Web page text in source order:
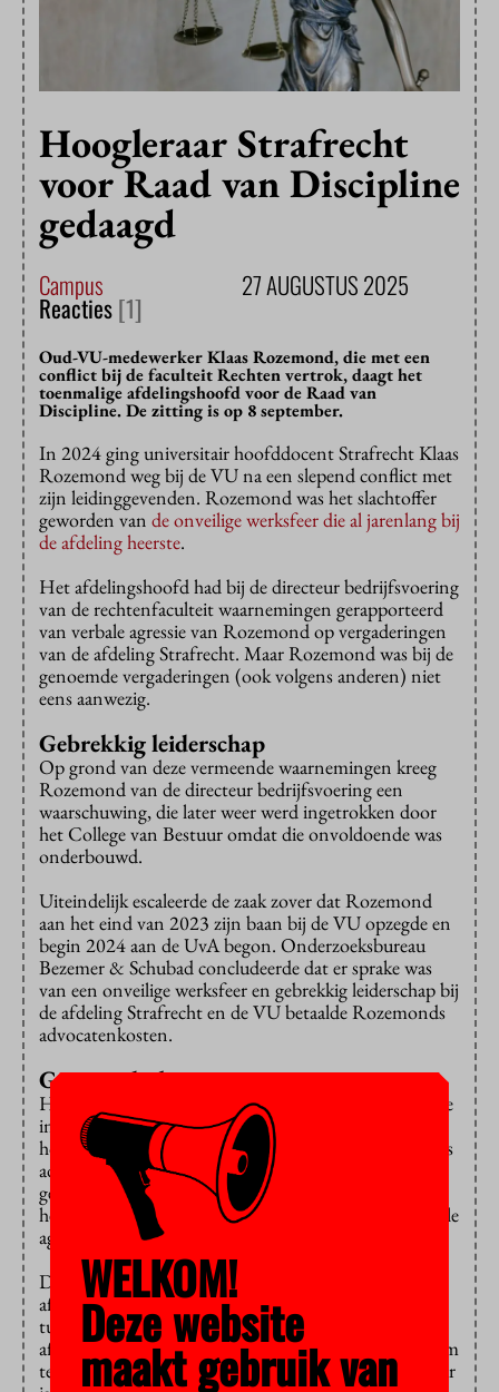
Hoogleraar Strafrecht
voor Raad van Discipline
gedaagd
Campus 27 AUGUSTUS 2025
Reacties[1]
Oud-VU-medewerker Klaas Rozemond, die met een
conflict bij de faculteit Rechten vertrok, daagt het
toenmalige afdelingshoofd voor de Raad van
Discipline. De zitting is op 8 september.
In 2024 ging universitair hoofddocent Strafrecht Klaas
Rozemond weg bij de VU na een slepend conflict met
zijn leidinggevenden. Rozemond was het slachtoffer
geworden van de onveilige werksfeer die al jarenlang bij
de afdeling heerste.
Het afdelingshoofd had bij de directeur bedrijfsvoering
van de rechtenfaculteit waarnemingen gerapporteerd
van verbale agressie van Rozemond op vergaderingen
van de afdeling Strafrecht. Maar Rozemond was bij de
genoemde vergaderingen (ook volgens anderen) niet
eens aanwezig.
Gebrekkig leiderschap
Op grond van deze vermeende waarnemingen kreeg
Rozemond van de directeur bedrijfsvoering een
waarschuwing, die later weer werd ingetrokken door
het College van Bestuur omdat die onvoldoende was
onderbouwd.
Uiteindelijk escaleerde de zaak zover dat Rozemond
aan het eind van 2023 zijn baan bij de VU opzegde en
begin 2024 aan de UvA begon. Onderzoeksbureau
Bezemer & Schubad concludeerde dat er sprake was
van een onveilige werksfeer en gebrekkig leiderschap bij
de afdeling Strafrecht en de VU betaalde Rozemonds
advocatenkosten.
Geen wederhoor
Het toenmalige hoofd van de afdeling Strafrecht – die
inmiddels geen afdelingshoofd meer is, maar nog wel
hoogleraar Strafrecht aan de VU – is ook werkzaam als
advocaat. Rozemond is van mening dat zij de
gedragscode van advocaten heeft geschonden door
hem als leidinggevende vals te beschuldigen van verbale
agressie en geen wederhoor te plegen.
De voorzitter van de Raad van Discipline oordeelde
afgelopen voorjaar dat er onvoldoende verband is
tussen het gedrag van de leidinggevende als
afdelingshoofd op de VU en haar werk als advocaat om
te kunnen stellen dat het vertrouwen in de advocatuur
WELKOM!
Deze website
maakt gebruik van